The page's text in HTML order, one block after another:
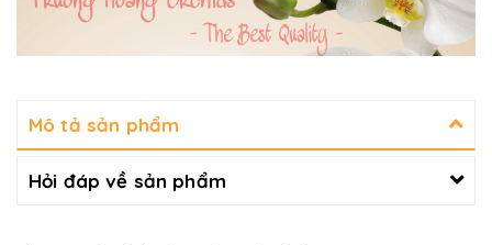
Mô tả sản phẩm
Hỏi đáp về sản phẩm